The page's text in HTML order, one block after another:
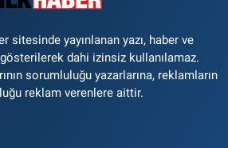
sitesinde yayınlanan yazı, haber ve
dahi izinsiz kullanılamaz.
sorumluluğu yazarlarına, reklamların
reklam verenlere aittir.